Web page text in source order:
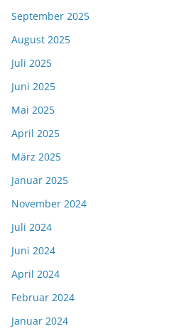
September 2025
August 2025
Juli 2025
Juni 2025
Mai 2025
April 2025
März 2025
Januar 2025
November 2024
Juli 2024
Juni 2024
April 2024
Februar 2024
Januar 2024